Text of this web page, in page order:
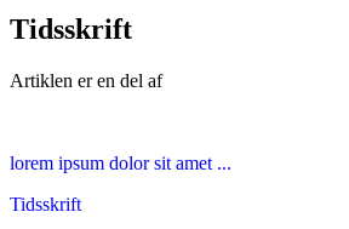
Tidsskrift
Artiklen er en del af
lorem ipsum dolor sit amet ...
Tidsskrift